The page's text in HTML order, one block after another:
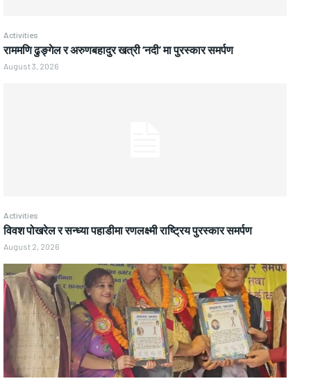
Activities
राममणि ढुङ्गेल र अरुणबहादुर खत्री ‘नदी’ मा पुरस्कार समर्पण
August 3, 2026
Activities
विवश पोखरेल र सन्ध्या पहाडीमा रणलक्ष्मी राष्ट्रिय पुरस्कार समर्पण
August 2, 2026